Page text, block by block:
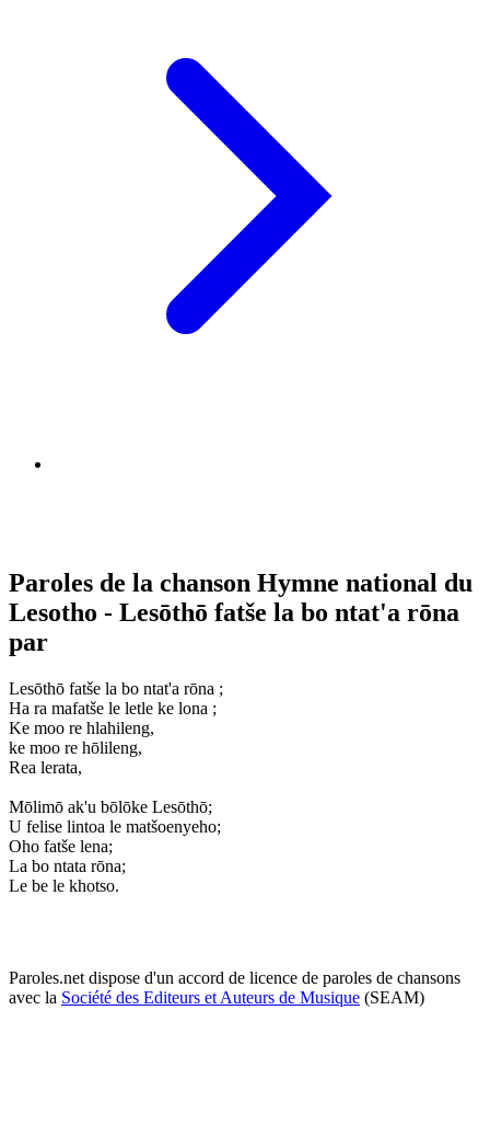
Paroles de la chanson Hymne national du
Lesotho - Lesōthō fatše la bo ntat'a rōna
par
Lesōthō fatše la bo ntat'a rōna ;
Ha ra mafatše le letle ke lona ;
Ke moo re hlahileng,
ke moo re hōlileng,
Rea lerata,
Mōlimō ak'u bōlōke Lesōthō;
U felise lintoa le matšoenyeho;
Oho fatše lena;
La bo ntata rōna;
Le be le khotso.
Paroles.net dispose d'un accord de licence de paroles de chansons
avec la Société des Editeurs et Auteurs de Musique (SEAM)